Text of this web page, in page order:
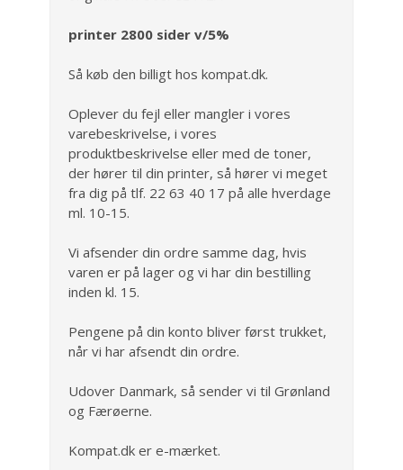
printer 2800 sider v/5%
Så køb den billigt hos kompat.dk.
Oplever du fejl eller mangler i vores
varebeskrivelse, i vores
produktbeskrivelse eller med de toner,
der hører til din printer, så hører vi meget
fra dig på tlf. 22 63 40 17 på alle hverdage
ml. 10-15.
Vi afsender din ordre samme dag, hvis
varen er på lager og vi har din bestilling
inden kl. 15.
Pengene på din konto bliver først trukket,
når vi har afsendt din ordre.
Udover Danmark, så sender vi til Grønland
og Færøerne.
Kompat.dk er e-mærket.